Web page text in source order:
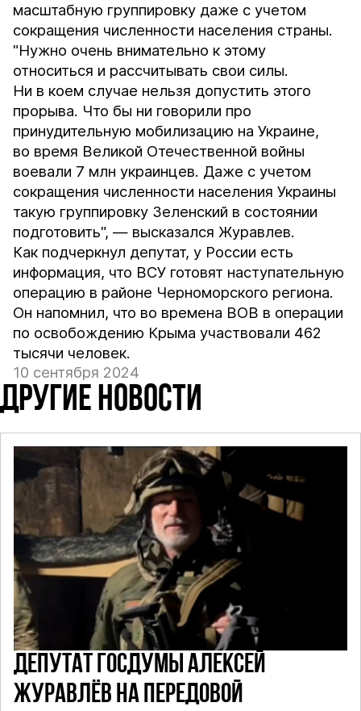
масштабную группировку даже с учетом
сокращения численности населения страны.
"Нужно очень внимательно к этому
относиться и рассчитывать свои силы.
Ни в коем случае нельзя допустить этого
прорыва. Что бы ни говорили про
принудительную мобилизацию на Украине,
во время Великой Отечественной войны
воевали 7 млн украинцев. Даже с учетом
сокращения численности населения Украины
такую группировку Зеленский в состоянии
подготовить", — высказался Журавлев.
Как подчеркнул депутат, у России есть
информация, что ВСУ готовят наступательную
операцию в районе Черноморского региона.
Он напомнил, что во времена ВОВ в операции
по освобождению Крыма участвовали 462
тысячи человек.
10 сентября 2024
ДРУГИЕ НОВОСТИ
ДЕПУТАТ ГОСДУМЫ АЛЕКСЕЙ
ЖУРАВЛЁВ НА ПЕРЕДОВОЙ